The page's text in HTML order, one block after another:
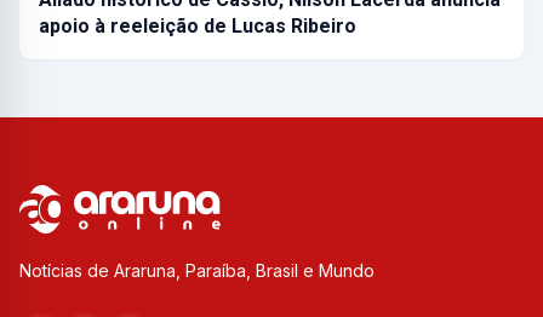
apoio à reeleição de Lucas Ribeiro
Notícias de Araruna, Paraíba, Brasil e Mundo